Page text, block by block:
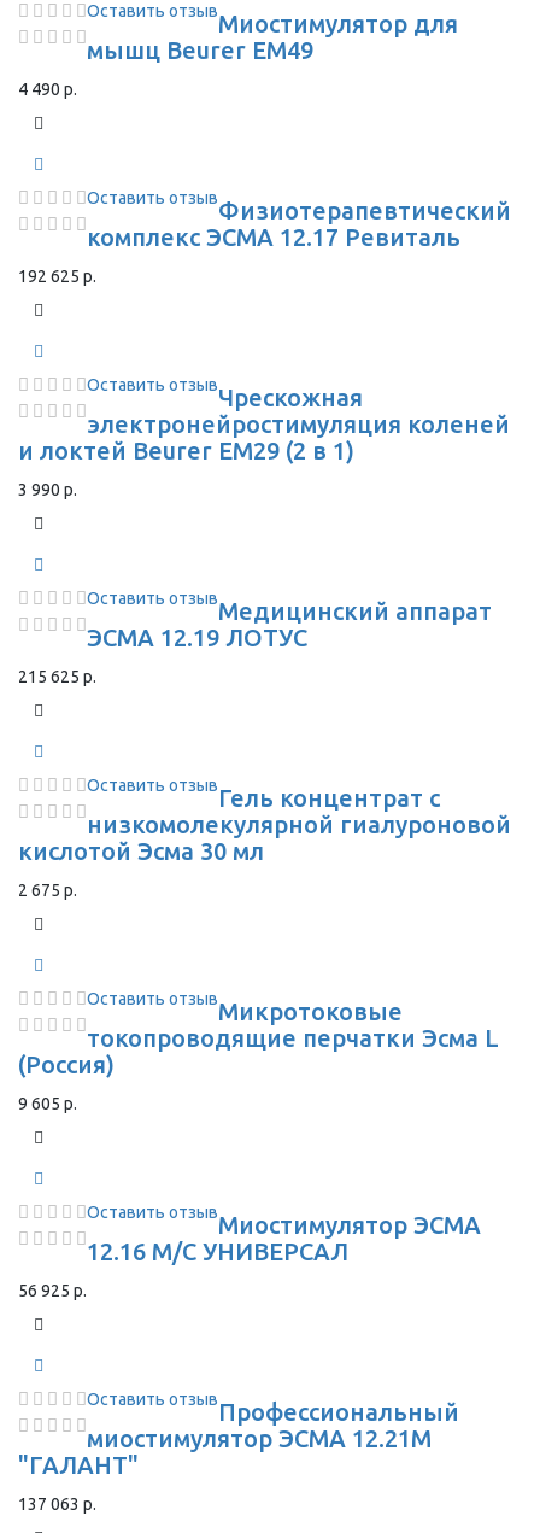
Оставить отзывМиостимулятор для
мышц Beurer EM49
4 490 р.
Оставить отзывФизиотерапевтический
комплекс ЭСМА 12.17 Ревиталь
192 625 р.
Оставить отзывЧрескожная
электронейростимуляция коленей
и локтей Beurer EM29 (2 в 1)
3 990 р.
Оставить отзывМедицинский аппарат
ЭСМА 12.19 ЛОТУС
215 625 р.
Оставить отзывГель концентрат с
низкомолекулярной гиалуроновой
кислотой Эсма 30 мл
2 675 р.
Оставить отзывМикротоковые
токопроводящие перчатки Эсма L
(Россия)
9 605 р.
Оставить отзывМиостимулятор ЭСМА
12.16 М/С УНИВЕРСАЛ
56 925 р.
Оставить отзывПрофессиональный
миостимулятор ЭСМА 12.21М
"ГАЛАНТ"
137 063 р.